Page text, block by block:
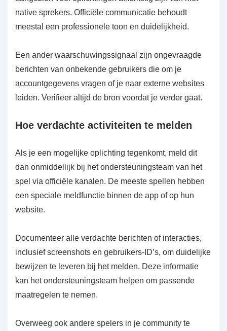
native sprekers. Officiële communicatie behoudt
meestal een professionele toon en duidelijkheid.
Een ander waarschuwingssignaal zijn ongevraagde
berichten van onbekende gebruikers die om je
accountgegevens vragen of je naar externe websites
leiden. Verifieer altijd de bron voordat je verder gaat.
Hoe verdachte activiteiten te melden
Als je een mogelijke oplichting tegenkomt, meld dit
dan onmiddellijk bij het ondersteuningsteam van het
spel via officiële kanalen. De meeste spellen hebben
een speciale meldfunctie binnen de app of op hun
website.
Documenteer alle verdachte berichten of interacties,
inclusief screenshots en gebruikers-ID’s, om duidelijke
bewijzen te leveren bij het melden. Deze informatie
kan het ondersteuningsteam helpen om passende
maatregelen te nemen.
Overweeg ook andere spelers in je community te